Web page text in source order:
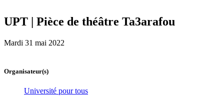
UPT | Pièce de théâtre Ta3arafou
Mardi 31 mai 2022
Organisateur(s)
Université pour tous